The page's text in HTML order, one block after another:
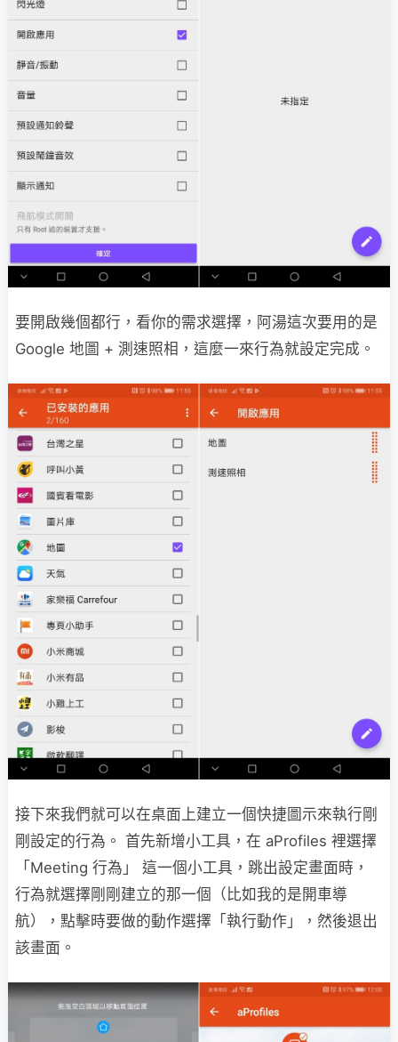
要開啟幾個都行，看你的需求選擇，阿湯這次要用的是
Google 地圖 + 測速照相，這麼一來行為就設定完成。
接下來我們就可以在桌面上建立一個快捷圖示來執行剛
剛設定的行為。 首先新增小工具，在 aProfiles 裡選擇
「Meeting 行為」 這一個小工具，跳出設定畫面時，
行為就選擇剛剛建立的那一個（比如我的是開車導
航），點擊時要做的動作選擇「執行動作」，然後退出
該畫面。